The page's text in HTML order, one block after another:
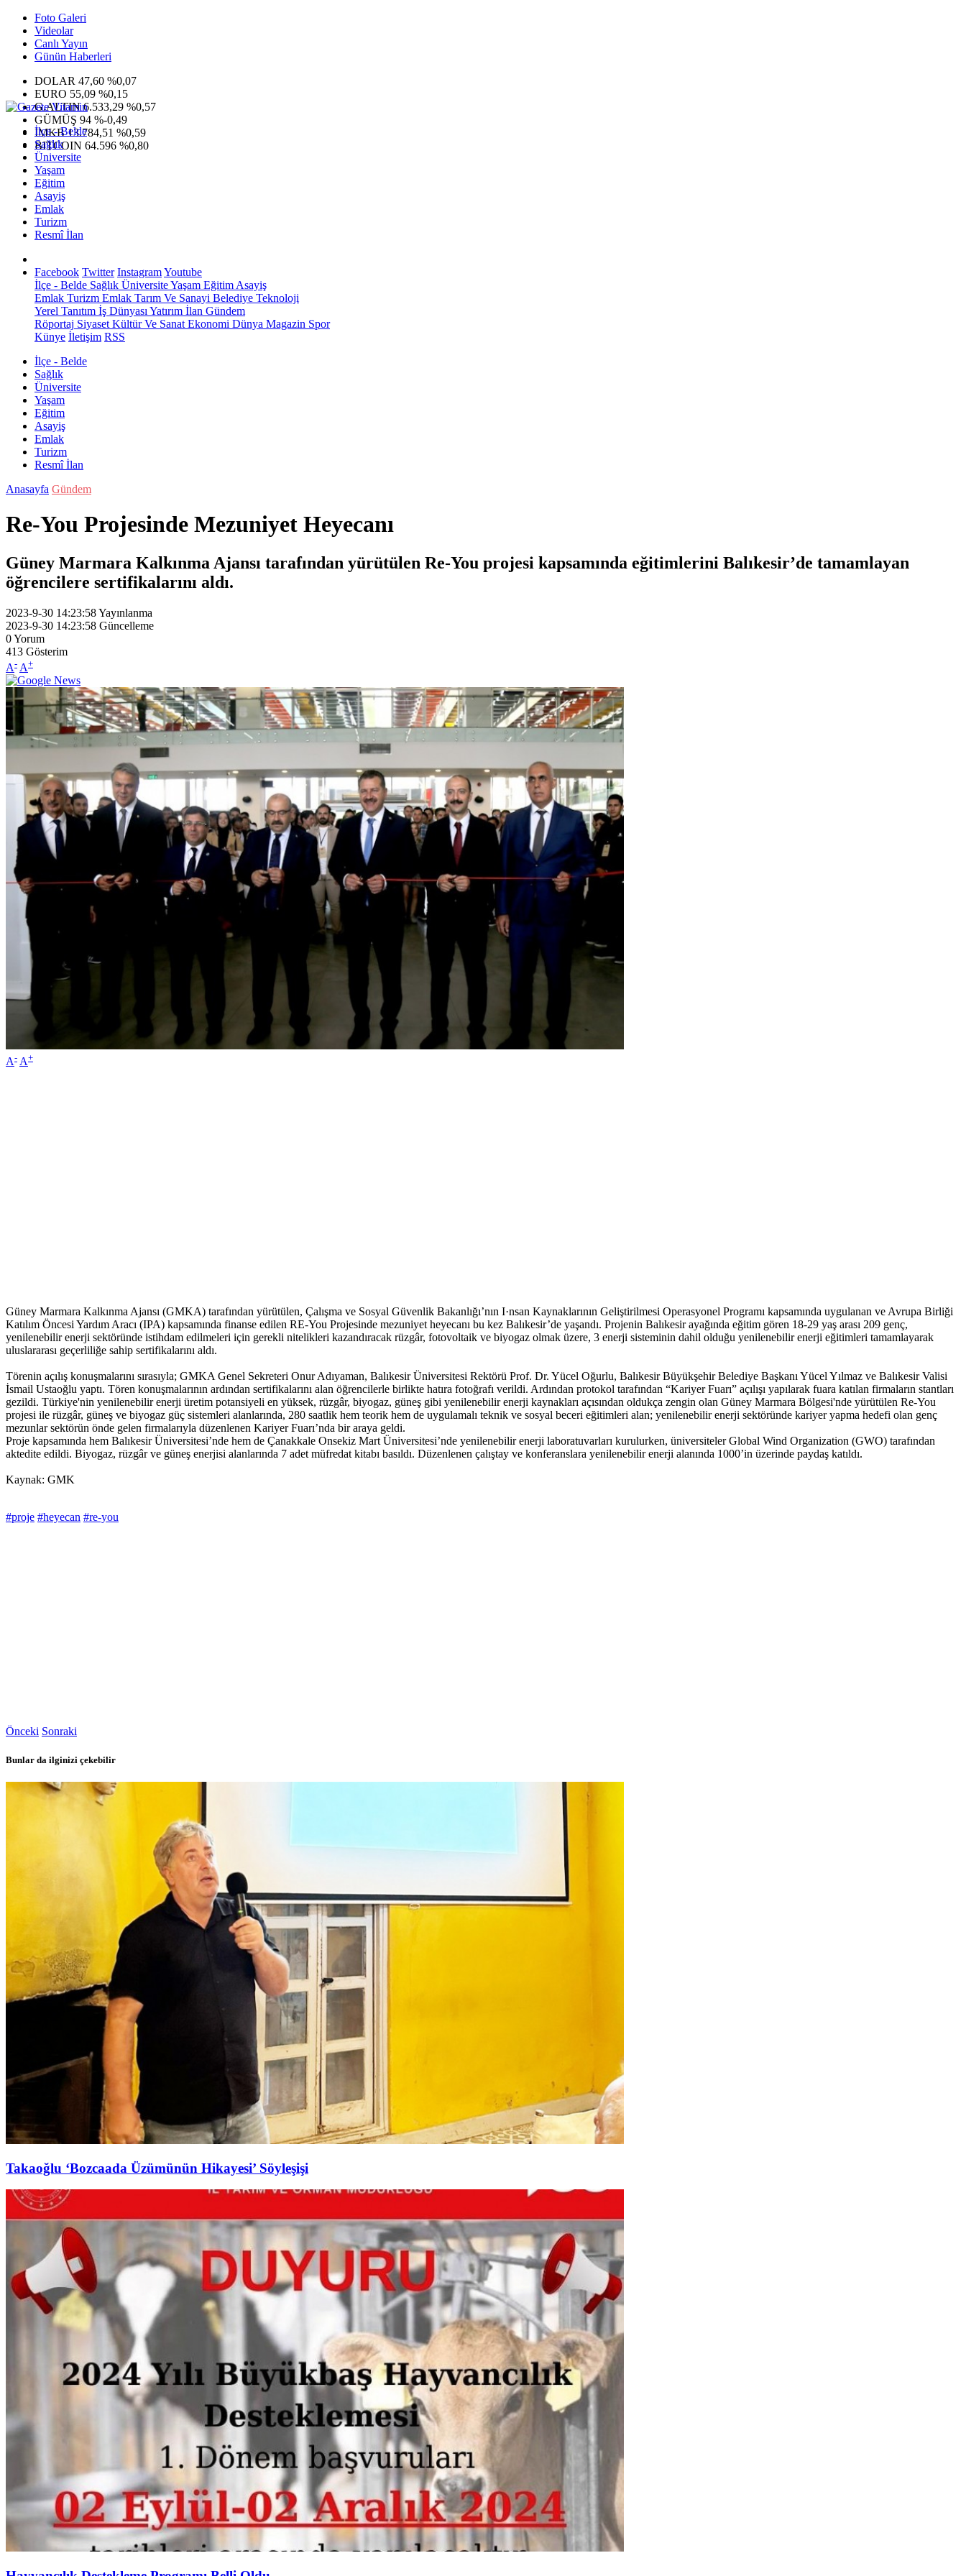
Foto Galeri
Videolar
Canlı Yayın
Günün Haberleri
DOLAR 47,60 %0,07
EURO 55,09 %0,15
G.ALTIN6.533,29 %0,57
GÜMÜŞ 94 %-0,49
IMKB13.784,51 %0,59
BITCOIN 64.596 %0,80
İlçe - Belde
Sağlık
Üniversite
Yaşam
Eğitim
Asayiş
Emlak
Turizm
Resmî İlan
Facebook Twitter InstagramYoutube
İlçe - Belde Sağlık ÜniversiteYaşam Eğitim Asayiş
Emlak Turizm Emlak Tarım Ve Sanayi Belediye Teknoloji
Yerel Tanıtım İş Dünyası Yatırım İlan Gündem
Röportaj Siyaset Kültür Ve Sanat Ekonomi Dünya Magazin Spor
Künye İletişim RSS
İlçe - Belde
Sağlık
Üniversite
Yaşam
Eğitim
Asayiş
Emlak
Turizm
Resmî İlan
Anasayfa Gündem
Re-You Projesinde Mezuniyet Heyecanı
Güney Marmara Kalkınma Ajansı tarafından yürütülen Re-You projesi kapsamında eğitimlerini Balıkesir’de tamamlayan
öğrencilere sertifikalarını aldı.
2023-9-30 14:23:58Yayınlanma
2023-9-30 14:23:58 Güncelleme
0Yorum
413 Gösterim
A- A+
A- A+
Güney Marmara Kalkınma Ajansı (GMKA) tarafından yürütülen, Çalışma ve Sosyal Güvenlik Bakanlığı’nın I·nsan Kaynaklarının Geliştirilmesi Operasyonel Programı kapsamında uygulanan ve Avrupa Birliği
Katılım Öncesi Yardım Aracı (IPA) kapsamında finanse edilen RE-You Projesinde mezuniyet heyecanı bu kez Balıkesir’de yaşandı. Projenin Balıkesir ayağında eğitim gören 18-29 yaş arası 209 genç,
yenilenebilir enerji sektöründe istihdam edilmeleri için gerekli nitelikleri kazandıracak rüzgâr, fotovoltaik ve biyogaz olmak üzere, 3 enerji sisteminin dahil olduğu yenilenebilir enerji eğitimleri tamamlayarak
uluslararası geçerliliğe sahip sertifikalarını aldı.
Törenin açılış konuşmalarını sırasıyla; GMKA Genel Sekreteri Onur Adıyaman, Balıkesir Üniversitesi Rektörü Prof. Dr. Yücel Oğurlu, Balıkesir Büyükşehir Belediye Başkanı Yücel Yılmaz ve Balıkesir Valisi
İsmail Ustaoğlu yaptı. Tören konuşmalarının ardından sertifikalarını alan öğrencilerle birlikte hatıra fotoğrafı verildi. Ardından protokol tarafından “Kariyer Fuarı” açılışı yapılarak fuara katılan firmaların stantları
gezildi. Türkiye'nin yenilenebilir enerji üretim potansiyeli en yüksek, rüzgâr, biyogaz, güneş gibi yenilenebilir enerji kaynakları açısından oldukça zengin olan Güney Marmara Bölgesi'nde yürütülen Re-You
projesi ile rüzgâr, güneş ve biyogaz güç sistemleri alanlarında, 280 saatlik hem teorik hem de uygulamalı teknik ve sosyal beceri eğitimleri alan; yenilenebilir enerji sektöründe kariyer yapma hedefi olan genç
mezunlar sektörün önde gelen firmalarıyla düzenlenen Kariyer Fuarı’nda bir araya geldi.
Proje kapsamında hem Balıkesir Üniversitesi’nde hem de Çanakkale Onsekiz Mart Üniversitesi’nde yenilenebilir enerji laboratuvarları kurulurken, üniversiteler Global Wind Organization (GWO) tarafından
aktedite edildi. Biyogaz, rüzgâr ve güneş enerjisi alanlarında 7 adet müfredat kitabı basıldı. Düzenlenen çalıştay ve konferanslara yenilenebilir enerji alanında 1000’in üzerinde paydaş katıldı.
Kaynak: GMK
#proje #heyecan #re-you
Önceki Sonraki
Bunlar da ilginizi çekebilir
Takaoğlu ‘Bozcaada Üzümünün Hikayesi’ Söyleşişi